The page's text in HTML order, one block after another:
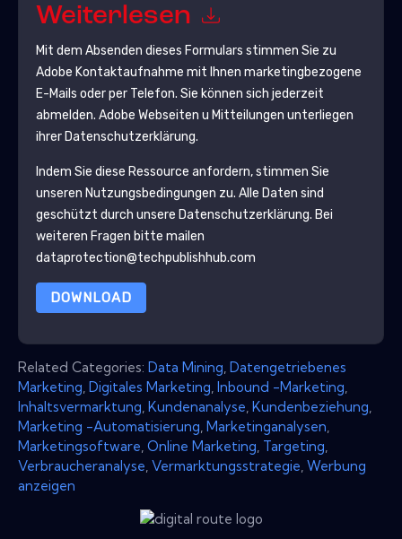
Weiterlesen
Mit dem Absenden dieses Formulars stimmen Sie zu
Adobe Kontaktaufnahme mit Ihnen marketingbezogene
E-Mails oder per Telefon. Sie können sich jederzeit
abmelden. Adobe Webseiten u Mitteilungen unterliegen
ihrer Datenschutzerklärung.
Indem Sie diese Ressource anfordern, stimmen Sie
unseren Nutzungsbedingungen zu. Alle Daten sind
geschützt durch unsere Datenschutzerklärung. Bei
weiteren Fragen bitte mailen
dataprotection@techpublishhub.com
DOWNLOAD
Related Categories: Data Mining Datengetriebenes
Marketing Digitales Marketing Inbound -Marketing
Inhaltsvermarktung Kundenanalyse Kundenbeziehung
Marketing -Automatisierung Marketinganalysen
Marketingsoftware Online Marketing Targeting
Verbraucheranalyse Vermarktungsstrategie Werbung
anzeigen